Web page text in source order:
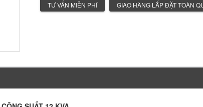
TƯ VẤN MIỄN PHÍ GIAO HÀNG LẮP ĐẶT TOÀN